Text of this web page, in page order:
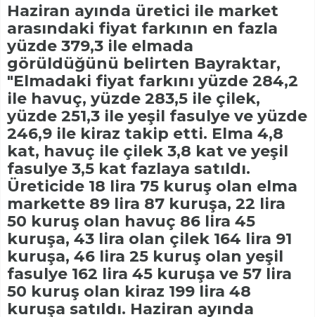
Haziran ayında üretici ile market
arasındaki fiyat farkının en fazla
yüzde 379,3 ile elmada
görüldüğünü belirten Bayraktar,
"Elmadaki fiyat farkını yüzde 284,2
ile havuç, yüzde 283,5 ile çilek,
yüzde 251,3 ile yeşil fasulye ve yüzde
246,9 ile kiraz takip etti. Elma 4,8
kat, havuç ile çilek 3,8 kat ve yeşil
fasulye 3,5 kat fazlaya satıldı.
Üreticide 18 lira 75 kuruş olan elma
markette 89 lira 87 kuruşa, 22 lira
50 kuruş olan havuç 86 lira 45
kuruşa, 43 lira olan çilek 164 lira 91
kuruşa, 46 lira 25 kuruş olan yeşil
fasulye 162 lira 45 kuruşa ve 57 lira
50 kuruş olan kiraz 199 lira 48
kuruşa satıldı. Haziran ayında